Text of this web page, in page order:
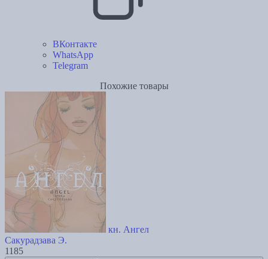
ВКонтакте
WhatsApp
Telegram
Похожие товары
кн. Ангел
Сакурадзава Э.
1185